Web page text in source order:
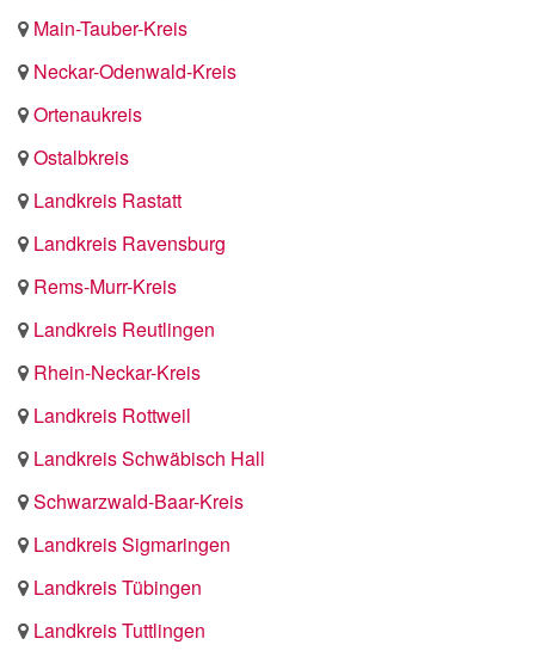
Main-Tauber-Kreis
Neckar-Odenwald-Kreis
Ortenaukreis
Ostalbkreis
Landkreis Rastatt
Landkreis Ravensburg
Rems-Murr-Kreis
Landkreis Reutlingen
Rhein-Neckar-Kreis
Landkreis Rottweil
Landkreis Schwäbisch Hall
Schwarzwald-Baar-Kreis
Landkreis Sigmaringen
Landkreis Tübingen
Landkreis Tuttlingen